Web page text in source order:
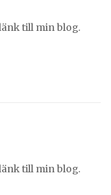
till min blog.
till min blog.